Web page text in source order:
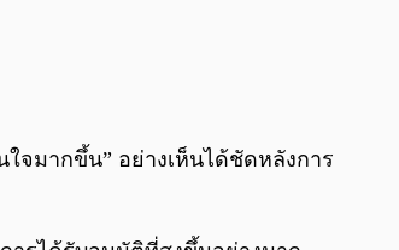
ใจมากขึ้น” อย่างเห็นได้ชัดหลังการ